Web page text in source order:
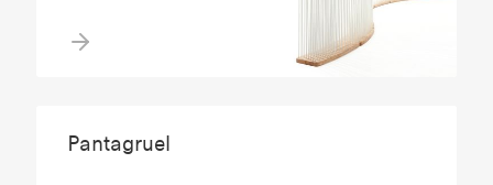
Pantagruel